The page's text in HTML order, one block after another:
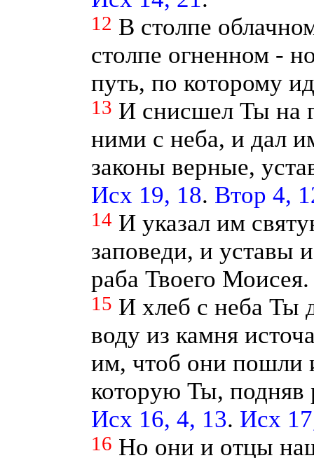
12 В столпе
столпе огненном -
путь, по которому
13 И снисшел Ты на
ними с неба, и дал
законы верные,
Исх 19, 18. Втор 4,
14 И указал им
заповеди, и уставы
раба Твоего
15 И хлеб с неба Ты
воду из камня
им, чтоб они пошли
которую Ты,
Исх 16, 4, 13. Исх
16 Но они и отцы